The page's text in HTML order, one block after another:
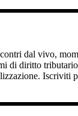
dal vivo,
di diritto
Iscriviti